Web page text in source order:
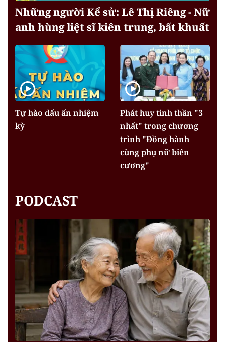
Những người Kể sử: Lê Thị Riêng - Nữ
anh hùng liệt sĩ kiên trung, bất khuất
Tự hào dấu ấn nhiệm
kỳ
Phát huy tinh thần "3
nhất" trong chương
trình "Đồng hành
cùng phụ nữ biên
cương"
PODCAST